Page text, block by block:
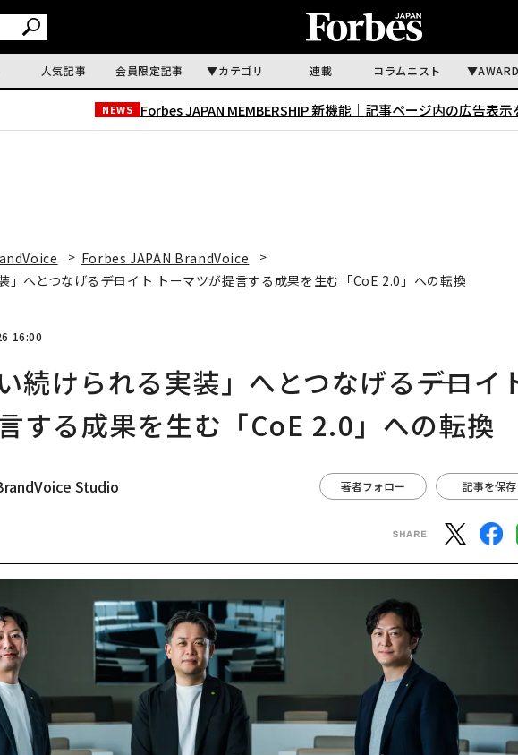
人気記事 会員限定記事 カテゴリ 連載 コラムニスト AWARD
NEWS Forbes JAPAN MEMBERSHIP 新機能｜ 記事ページ内の広告表
Forbes JAPAN BrandVoice
へとつなげる――デロイト トーマツが提言する成果を生む「CoE 2.0」への転換
16:00
続けられる実装」へとつなげる――デロイ
する成果を生む「CoE 2.0」への転換
Studio 著者フォロー 記事を保存